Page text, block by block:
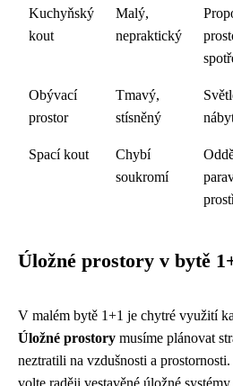
Kuchyňský
kout
Malý,
nepraktický
Obývací
prostor
Tmavý,
stísněný
Spací kout
Chybí
soukromí
Úložné prostory v bytě
V malém bytě 1+1 je chytré využití
Úložné prostory musíme plánovat
neztratili na vzdušnosti a
volte raději vestavěné úložné